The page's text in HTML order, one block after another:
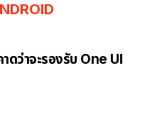
ว่าจะรองรับ One UI